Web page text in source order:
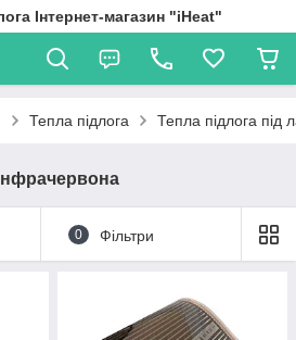
Інтернет-магазин "iHeat"
Тепла підлога Тепла підлога під
0 Фільтри